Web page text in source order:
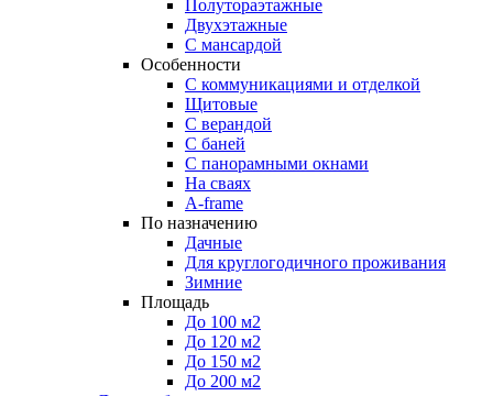
Полутораэтажные
Двухэтажные
С мансардой
Особенности
С коммуникациями и отделкой
Щитовые
С верандой
С баней
С панорамными окнами
На сваях
A-frame
По назначению
Дачные
Для круглогодичного проживания
Зимние
Площадь
До 100 м2
До 120 м2
До 150 м2
До 200 м2